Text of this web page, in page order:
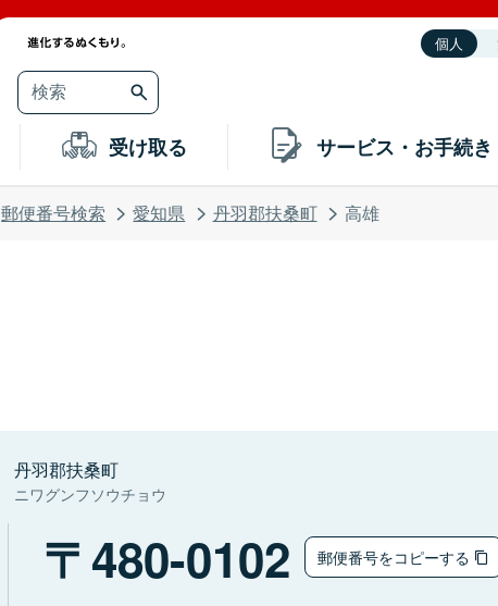
個人
受け取る サービス・お手続き
郵便番号検索 愛知県 丹羽郡扶桑町 高雄
丹羽郡扶桑町
ニワグンフソウチョウ
480-0102 郵便番号をコピーする